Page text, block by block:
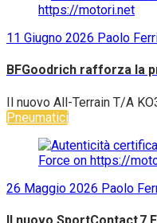
11 Giugno 2026 Paolo
BFGoodrich rafforza la
Il nuovo All-Terrain T/A
Pneumatici
26 Maggio 2026 Paolo